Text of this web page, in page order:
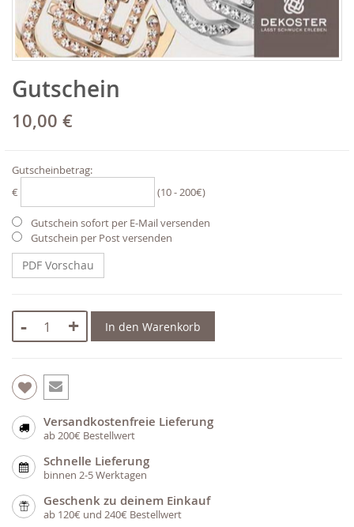
Anfang
der
Bildgalerie
springen
Gutschein
10,00 €
Gutscheinbetrag:
€
(10 - 200€)
Gutschein sofort per E-Mail versenden
Gutschein per Post versenden
PDF Vorschau
- + In den Warenkorb
Versandkostenfreie Lieferung
ab 200€ Bestellwert
Schnelle Lieferung
binnen 2-5 Werktagen
Geschenk zu deinem Einkauf
ab 120€ und 240€ Bestellwert